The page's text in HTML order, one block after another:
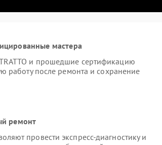
мастера
и прошедшие сертификацию
работу после ремонта и сохранение
ремонт
провести экспресс-диагностику и